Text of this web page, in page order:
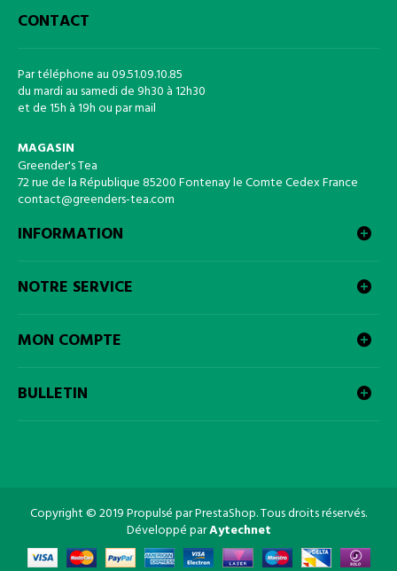
CONTACT
Par téléphone au 09.51.09.10.85
du mardi au samedi de 9h30 à 12h30
et de 15h à 19h ou par mail
MAGASIN
Greender's Tea
72 rue de la République 85200 Fontenay le Comte Cedex France
contact@greenders-tea.com
INFORMATION
NOTRE SERVICE
MON COMPTE
BULLETIN
Copyright © 2019 Propulsé par PrestaShop. Tous droits réservés.
Développé parAytechnet